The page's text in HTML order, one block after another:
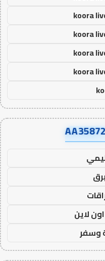
لاين
وسفر